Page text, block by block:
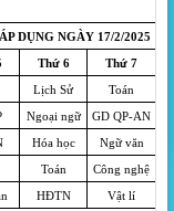
DỤNG NGÀY 17/2/2025
Thứ 6 Thứ 7
Lịch Sử
Toán
Ngoại ngữ
GD QP-AN
Hóa học
Ngữ văn
Toán
Công nghệ
HĐTN Vật lí